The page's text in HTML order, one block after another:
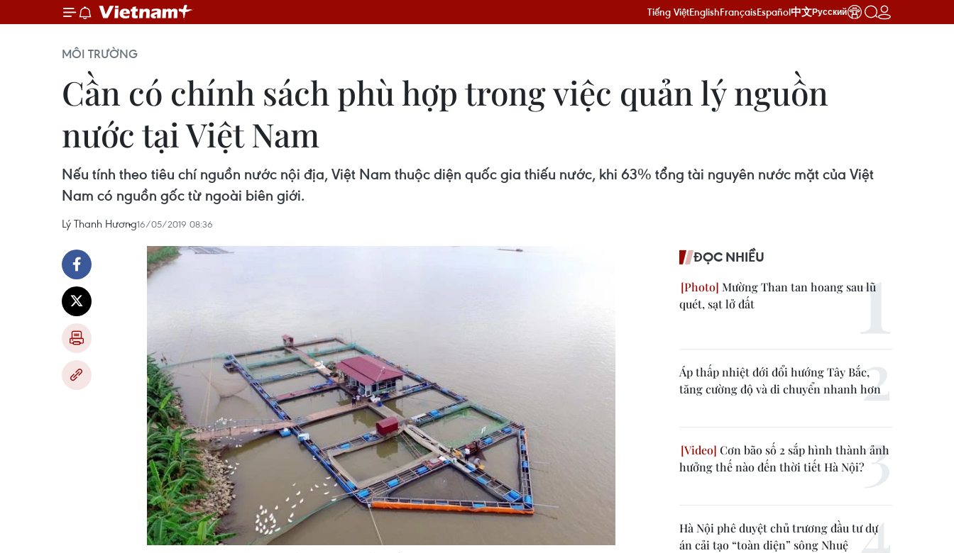
Tiếng ViệtEnglishFrançaisEspañol中文Русский
MÔI TRƯỜNG
Cần có chính sách phù hợp trong việc quản lý nguồn
nước tại Việt Nam
Nếu tính theo tiêu chí nguồn nước nội địa, Việt Nam thuộc diện quốc gia thiếu nước, khi 63% tổng tài nguyên nước mặt của Việt
Nam có nguồn gốc từ ngoài biên giới.
Lý Thanh Hương16/05/2019 08:36
ĐỌC NHIỀU
Mường Than tan hoang sau lũ
quét, sạt lở đất
Áp thấp nhiệt đới đổi hướng Tây Bắc,
tăng cường độ và di chuyển nhanh hơn
Cơn bão số 2 sắp hình thành ảnh
hưởng thế nào đến thời tiết Hà Nội?
Hà Nội phê duyệt chủ trương đầu tư dự
án cải tạo “toàn diện” sông Nhuệ